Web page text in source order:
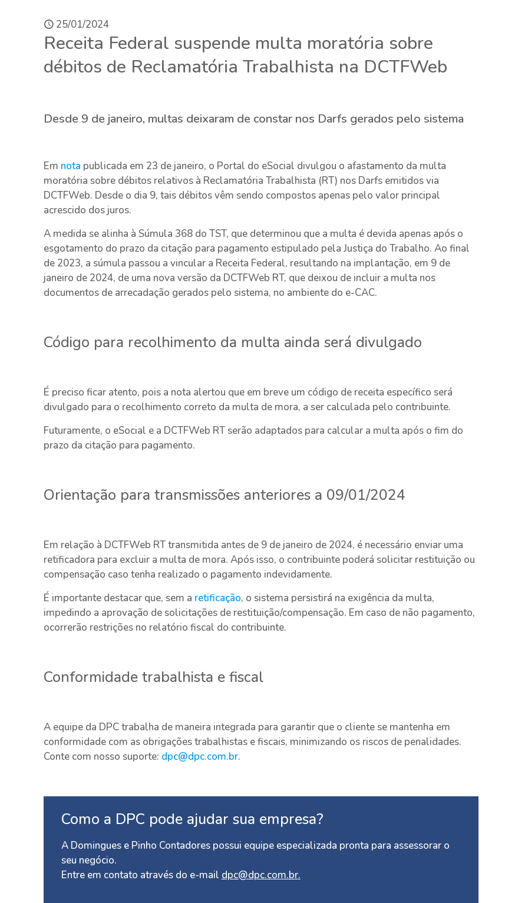
25/01/2024
Receita Federal suspende multa moratória sobre
débitos de Reclamatória Trabalhista na DCTFWeb
Desde 9 de janeiro, multas deixaram de constar nos Darfs gerados pelo sistema
Em nota publicada em 23 de janeiro, o Portal do eSocial divulgou o afastamento da multa
moratória sobre débitos relativos à Reclamatória Trabalhista (RT) nos Darfs emitidos via
DCTFWeb. Desde o dia 9, tais débitos vêm sendo compostos apenas pelo valor principal
acrescido dos juros.
A medida se alinha à Súmula 368 do TST, que determinou que a multa é devida apenas após o
esgotamento do prazo da citação para pagamento estipulado pela Justiça do Trabalho. Ao final
de 2023, a súmula passou a vincular a Receita Federal, resultando na implantação, em 9 de
janeiro de 2024, de uma nova versão da DCTFWeb RT, que deixou de incluir a multa nos
documentos de arrecadação gerados pelo sistema, no ambiente do e-CAC.
Código para recolhimento da multa ainda será divulgado
É preciso ficar atento, pois a nota alertou que em breve um código de receita específico será
divulgado para o recolhimento correto da multa de mora, a ser calculada pelo contribuinte.
Futuramente, o eSocial e a DCTFWeb RT serão adaptados para calcular a multa após o fim do
prazo da citação para pagamento.
Orientação para transmissões anteriores a 09/01/2024
Em relação à DCTFWeb RT transmitida antes de 9 de janeiro de 2024, é necessário enviar uma
retificadora para excluir a multa de mora. Após isso, o contribuinte poderá solicitar restituição ou
compensação caso tenha realizado o pagamento indevidamente.
É importante destacar que, sem a retificação, o sistema persistirá na exigência da multa,
impedindo a aprovação de solicitações de restituição/compensação. Em caso de não pagamento,
ocorrerão restrições no relatório fiscal do contribuinte.
Conformidade trabalhista e fiscal
A equipe da DPC trabalha de maneira integrada para garantir que o cliente se mantenha em
conformidade com as obrigações trabalhistas e fiscais, minimizando os riscos de penalidades.
Conte com nosso suporte: dpc@dpc.com.br.
Como a DPC pode ajudar sua empresa?
A Domingues e Pinho Contadores possui equipe especializada pronta para assessorar o
seu negócio.
Entre em contato através do e-mail dpc@dpc.com.br.